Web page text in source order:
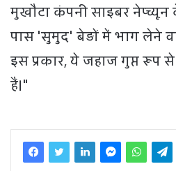
मुखौटा कंपनी साइबर
पास 'सुमुद' बेड़ों में भाग लेने
इस प्रकार, ये जहाज गुप्त रूप
हैं।"